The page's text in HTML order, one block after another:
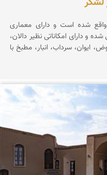
واقع شده است و دارای معماری
و دارای امکاناتی نظیر دالان،
ایوان، سرداب، انبار، مطبخ با